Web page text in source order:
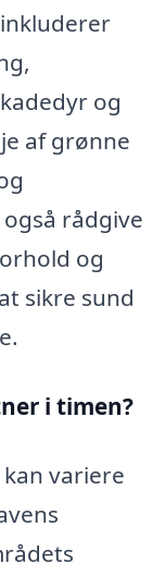
og
af grønne
rådgive
og
sikre sund
i timen?
variere